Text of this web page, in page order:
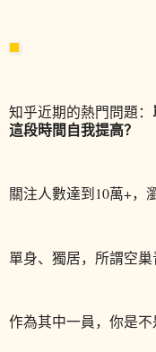
知乎近期的熱門問題：
這段時間自我提高？
關注人數達到10萬+，
單身、獨居，所謂空巢
作為其中一員，你是不